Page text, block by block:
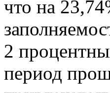
что на
2
период